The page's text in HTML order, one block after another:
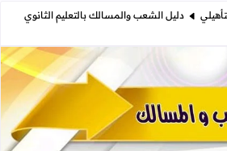
دليل الشعب والمسالك بالتعليم الثانوي